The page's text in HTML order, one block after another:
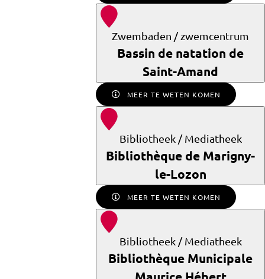
Zwembaden / zwemcentrum
Bassin de natation de
Saint-Amand
MEER TE WETEN KOMEN
Bibliotheek / Mediatheek
Bibliothèque de Marigny-
le-Lozon
MEER TE WETEN KOMEN
Bibliotheek / Mediatheek
Bibliothèque Municipale